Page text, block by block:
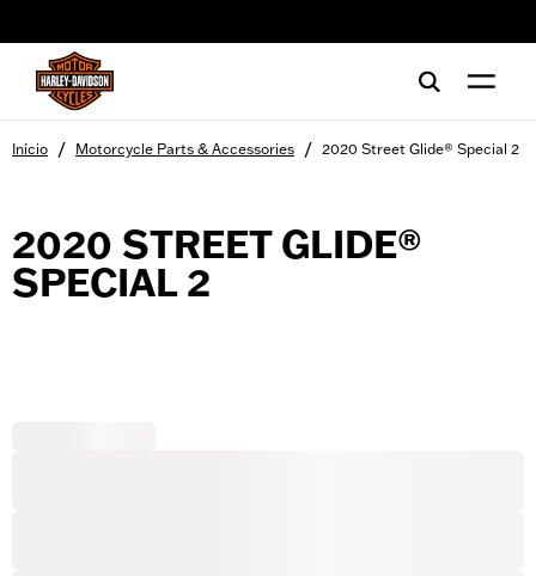
Início / Motorcycle Parts & Accessories / 2020 Street Glide® Special 2
2020 STREET GLIDE®
SPECIAL 2